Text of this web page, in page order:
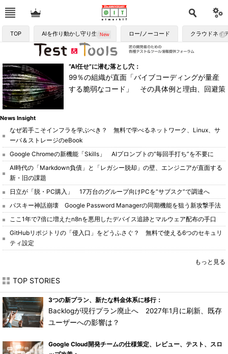
TOP AIを作り動かし守り生かす ロー/ノーコード クラウドネイ
“AI任せ”に潜む落とし穴：
99％の組織が直面「バイブコーディングが量産
する脆弱なコード」 その具体例と理由、回避策
News Insight
なぜ若手こそインフラを学ぶべき？ 無料で学べるネットワーク、Linux、サ
ーバ＆ストレージのeBook
Google Chromeの新機能「Skills」 AIプロンプトの“毎回手打ち”を不要に
AI時代の「Markdown負債」と「レガシー脱却」の壁、エンジニアが直面する
新・旧の課題
日立が「脱・PC購入」 17万台のグループ向けPCを“サブスク”で調達へ
パスキー神話崩壊 Google Password Managerの同期機能を狙う新攻撃手法
ここ1年で7倍に増えたn8nを悪用したデバイス追跡とマルウェア配布の手口
GitHubリポジトリの「侵入口」をどうふさぐ？ 無料で使える6つのセキュリ
ティ設定
もっと見る
TOP STORIES
3つの新プラン、新たな料金体系に移行：
Backlogが現行プラン廃止へ 2027年1月に刷新、既存
ユーザーへの影響は？
Google Cloud開発チームの仕様策定、レビュー、テスト、スロ